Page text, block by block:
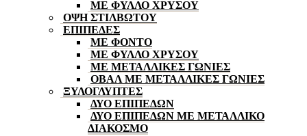
ΜΕ ΦΥΛΛΟ ΧΡΥΣΟΥ
ΟΨΗ ΣΤΙΛΒΩΤΟΥ
ΕΠΙΠΕΔΕΣ
ΜΕ ΦΟΝΤΟ
ΜΕ ΦΥΛΛΟ ΧΡΥΣΟΥ
ΜΕ ΜΕΤΑΛΛΙΚΕΣ ΓΩΝΙΕΣ
ΟΒΑΛ ΜΕ ΜΕΤΑΛΛΙΚΕΣ ΓΩΝΙΕΣ
ΞΥΛΟΓΛΥΠΤΕΣ
ΔΥΟ ΕΠΙΠΕΔΩΝ
ΔΥΟ ΕΠΙΠΕΔΩΝ ΜΕ ΜΕΤΑΛΛΙΚΟ
ΔΙΑΚΟΣΜΟ